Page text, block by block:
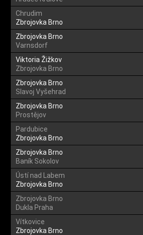
Chrudim
Zbrojovka Brno
Zbrojovka Brno
Varnsdorf
Viktoria Žižkov
Zbrojovka Brno
Zbrojovka Brno
Slavoj Vyšehrad
Zbrojovka Brno
Prostějov
Pardubice
Zbrojovka Brno
Zbrojovka Brno
Baník Sokolov
Ústí nad Labem
Zbrojovka Brno
Zbrojovka Brno
Dukla Praha
Vítkovice
Zbrojovka Brno